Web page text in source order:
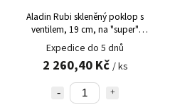
Aladin Rubi skleněný poklop s
ventilem, 19 cm, na "super"
Aladin Profi, ks
Expedice do 5 dnů
2 260,40 Kč / ks